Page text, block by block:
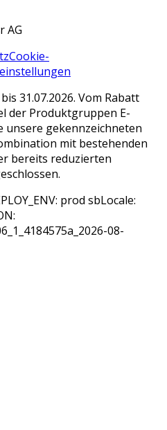
AG
Cookie-
31.07.2026. Vom Rabatt
der Produktgruppen E-
unsere gekennzeichneten
mit bestehenden
bereits reduzierten
prod sbLocale:
08-